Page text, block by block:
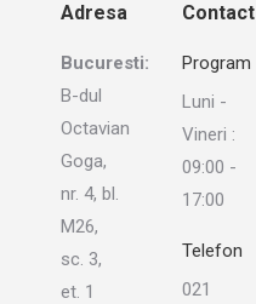
Adresa
Bucuresti:
B-dul
Octavian
Goga,
nr. 4, bl.
M26,
sc. 3,
et. 1
Contact
Program
Luni -
Vineri :
09:00 -
17:00
Telefon
021